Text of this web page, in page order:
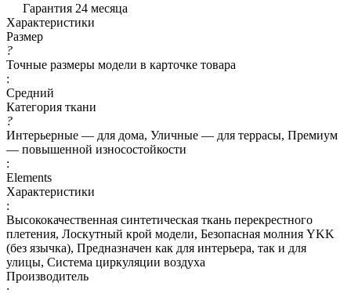
Гарантия 24 месяца
Характеристики
Размер
?
Точные размеры модели в карточке товара
:
Средний
Категория ткани
?
Интерьерные — для дома, Уличные — для террасы, Премиум
— повышенной износостойкости
:
Elements
Характеристики
:
Высококачественная синтетическая ткань перекрестного
плетения, Лоскутный крой модели, Безопасная молния YKK
(без язычка), Предназначен как для интерьера, так и для
улицы, Система циркуляции воздуха
Производитель
: